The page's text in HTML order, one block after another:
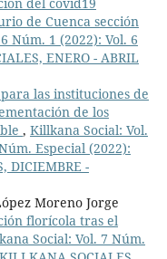
de Cuenca sección
Núm. 1 (2022): Vol. 6
ENERO - ABRIL
las instituciones de
de los
, Killkana Social: Vol.
Especial (2022):
DICIEMBRE -
Moreno Jorge
florícola tras el
Social: Vol. 7 Núm.